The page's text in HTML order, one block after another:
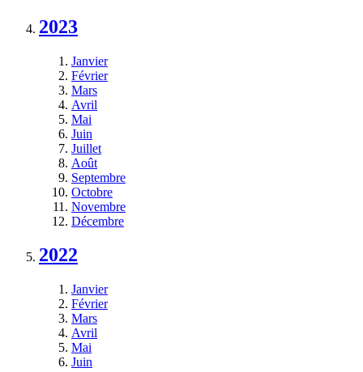
2023
Janvier
Février
Mars
Avril
Mai
Juin
Juillet
Août
Septembre
Octobre
Novembre
Décembre
2022
Janvier
Février
Mars
Avril
Mai
Juin